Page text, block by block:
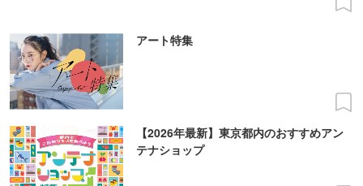
アート特集
【2026年最新】東京都内のおすすめアン
テナショップ